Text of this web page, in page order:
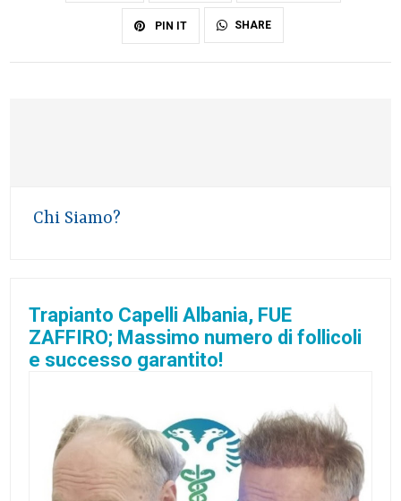
PIN IT SHARE
Chi Siamo?
Trapianto Capelli Albania, FUE
ZAFFIRO; Massimo numero di follicoli
e successo garantito!